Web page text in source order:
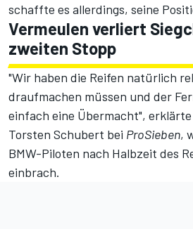
schaffte es allerdings, seine
Vermeulen verliert
zweiten Stopp
"Wir haben die Reifen natürlich
draufmachen müssen und der
einfach eine Übermacht",
Torsten Schubert bei ProSieben,
BMW-Piloten nach Halbzeit des
einbrach.